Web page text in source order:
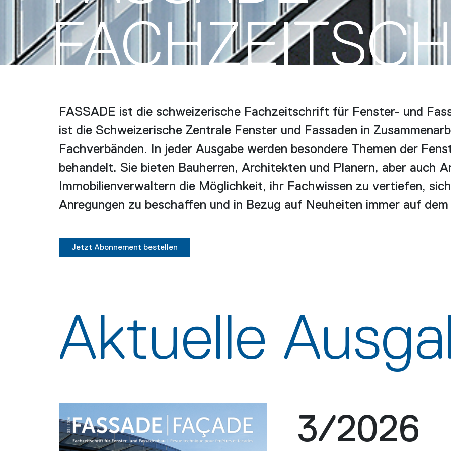
FASSADE ist die schweizerische Fachzeitschrift für Fenster- und
ist die Schweizerische Zentrale Fenster und Fassaden in
Fachverbänden. In jeder Ausgabe werden besondere Themen der
behandelt. Sie bieten Bauherren, Architekten und Planern, aber auch
Immobilienverwaltern die Möglichkeit, ihr Fachwissen zu vertiefen,
Anregungen zu beschaffen und in Bezug auf Neuheiten immer auf
Jetzt Abonnement bestellen
Aktuelle
3/2026